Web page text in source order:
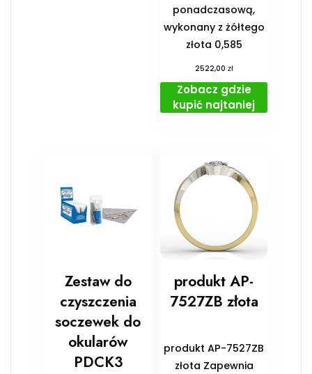
ponadczasową,
wykonany z żółtego
złota 0,585
2522,00 zł
Zobacz gdzie
kupić najtaniej
Zestaw do
czyszczenia
soczewek do
okularów
PDCK3
produkt AP-
7527ZB złota
produkt AP-7527ZB
złota Zapewnia